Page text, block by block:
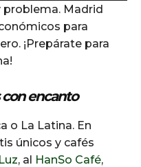
problema. Madrid
para
¡Prepárate para
con encanto
o La Latina. En
únicos y cafés
, al HanSo Café,